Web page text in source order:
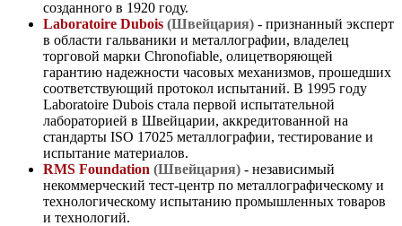
созданного в 1920 году.
Laboratoire Dubois (Швейцария) - признанный эксперт
в области гальваники и металлографии, владелец
торговой марки Chronofiable, олицетворяющей
гарантию надежности часовых механизмов, прошедших
соответствующий протокол испытаний. В 1995 году
Laboratoire Dubois стала первой испытательной
лабораторией в Швейцарии, аккредитованной на
стандарты ISO 17025 металлографии, тестирование и
испытание материалов.
RMS Foundation (Швейцария) - независимый
некоммерческий тест-центр по металлографическому и
технологическому испытанию промышленных товаров
и технологий.